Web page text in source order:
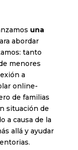
una
abordar
tanto
menores
a
online-
de familias
situación de
a causa de la
allá y ayudar